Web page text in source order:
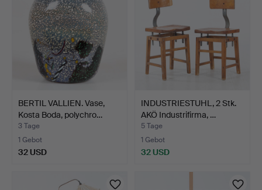
BERTIL VALLIEN. Vase,
Kosta Boda, polychro…
3 Tage
1 Gebot
32 USD
INDUSTRIESTUHL, 2 Stk.
AKÖ Industrifirma, …
5 Tage
1 Gebot
32 USD